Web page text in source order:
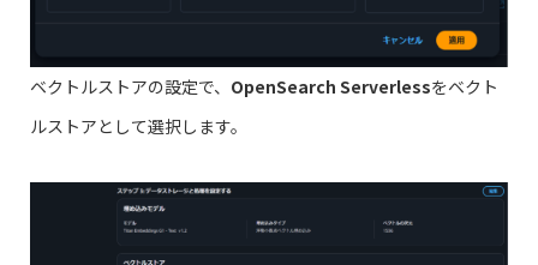
ベクトルストアの設定で、 OpenSearch Serverlessをベクト
ルストアとして選択します。